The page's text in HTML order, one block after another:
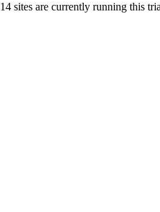
14 sites are currently running this